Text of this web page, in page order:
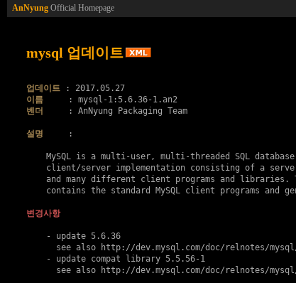
AnNyung Official Homepage
mysql 업데이트
업데이트
: 2017.05.27
이름
     : mysql-1:5.6.36-1.an2
벤더
     : AnNyung Packaging Team
설명
     :
MySQL is a multi-user, multi-threaded SQL
client/server implementation consisting of a
and many different client programs and libraries.
contains the standard MySQL client programs and
변경사항
    - update 5.6.36
see also http://dev.mysql.com/doc/relnotes/
    - update compat library 5.5.56-1
see also http://dev.mysql.com/doc/relnotes/